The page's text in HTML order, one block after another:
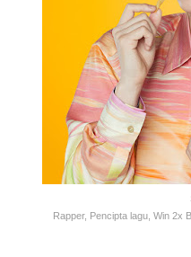
Rapper, Pencipta lagu, Win 2x